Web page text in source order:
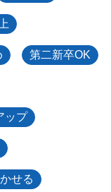
第二新卒OK
ップ
せる